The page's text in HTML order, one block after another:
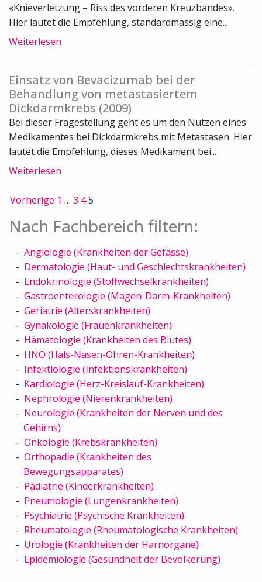
«Knieverletzung – Riss des vorderen Kreuzbandes».
Hier lautet die Empfehlung, standardmässig eine...
Weiterlesen
Einsatz von Bevacizumab bei der
Behandlung von metastasiertem
Dickdarmkrebs (2009)
Bei dieser Fragestellung geht es um den Nutzen eines
Medikamentes bei Dickdarmkrebs mit Metastasen. Hier
lautet die Empfehlung, dieses Medikament bei...
Weiterlesen
Vorherige 1 … 3 45
Nach Fachbereich filtern:
Angiologie (Krankheiten der Gefässe)
Dermatologie (Haut- und Geschlechtskrankheiten)
Endokrinologie (Stoffwechselkrankheiten)
Gastroenterologie (Magen-Darm-Krankheiten)
Geriatrie (Alterskrankheiten)
Gynäkologie (Frauenkrankheiten)
Hämatologie (Krankheiten des Blutes)
HNO (Hals-Nasen-Ohren-Krankheiten)
Infektiologie (Infektionskrankheiten)
Kardiologie (Herz-Kreislauf-Krankheiten)
Nephrologie (Nierenkrankheiten)
Neurologie (Krankheiten der Nerven und des
Gehirns)
Onkologie (Krebskrankheiten)
Orthopädie (Krankheiten des
Bewegungsapparates)
Pädiatrie (Kinderkrankheiten)
Pneumologie (Lungenkrankheiten)
Psychiatrie (Psychische Krankheiten)
Rheumatologie (Rheumatologische Krankheiten)
Urologie (Krankheiten der Harnorgane)
Epidemiologie (Gesundheit der Bevölkerung)